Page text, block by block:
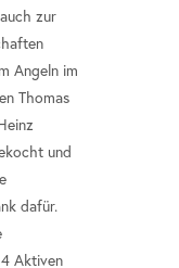
zur
Angeln im
Thomas
und
dafür.
Aktiven